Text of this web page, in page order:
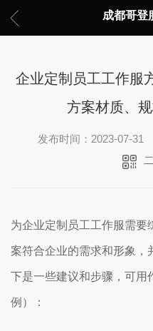
成都哥登
企业定制员工工作服
方案材质、
发布时间：2023-07-31
为企业定制员工工作服需要
案符合企业的需求和形象，
下是一些建议和步骤，可用
例）：